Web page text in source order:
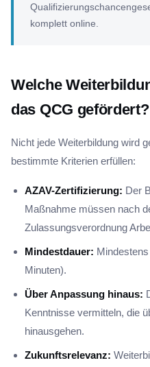
komplett online.
Welche
das QCG gefördert?
Nicht jede Weiterbildung wird
bestimmte Kriterien erfüllen:
AZAV-Zertifizierung: Der
Maßnahme müssen nach
Zulassungsverordnung
Mindestdauer:
Minuten).
Über Anpassung hinaus:
Kenntnisse vermitteln, die
hinausgehen.
Zukunftsrelevanz: